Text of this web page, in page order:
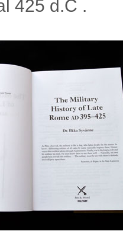
425 d.C .